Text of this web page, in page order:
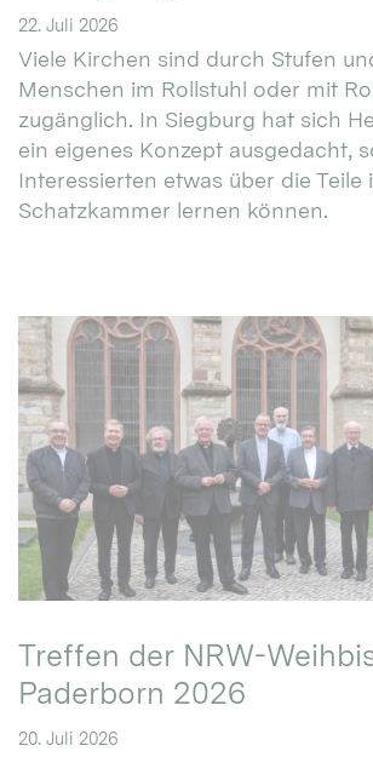
22. Juli 2026
Viele Kirchen sind durch Stufen
Menschen im Rollstuhl oder mit
zugänglich. In Siegburg hat sich
ein eigenes Konzept ausgedacht,
Interessierten etwas über die Teile
Schatzkammer lernen können.
Treffen der NRW-
Paderborn 2026
20. Juli 2026